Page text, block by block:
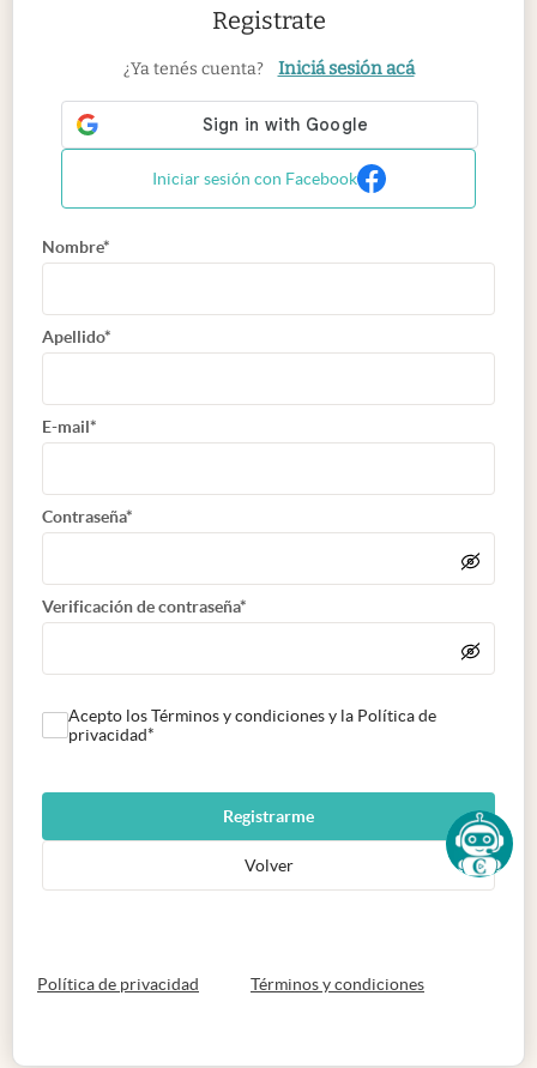
Registrate
¿Ya tenés cuenta? Iniciá sesión acá
Iniciar sesión con Facebook
Nombre*
Apellido*
E-mail*
Contraseña*
Verificación de contraseña*
Acepto los Términos y condiciones y la Política de
privacidad*
Registrarme
Volver
Política de privacidad abre en nueva pestaña
Términos y condicionesabre en nueva